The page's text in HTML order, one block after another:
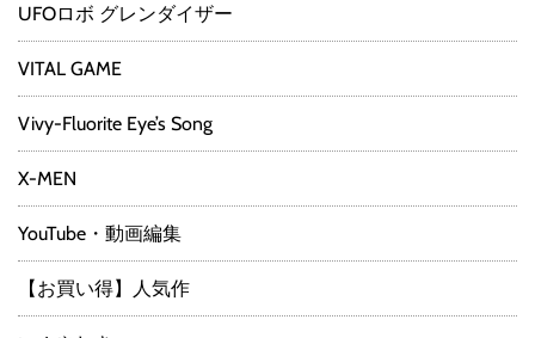
UFOロボ グレンダイザー
VITAL GAME
Vivy-Fluorite Eye’s Song
X-MEN
YouTube・動画編集
【お買い得】人気作